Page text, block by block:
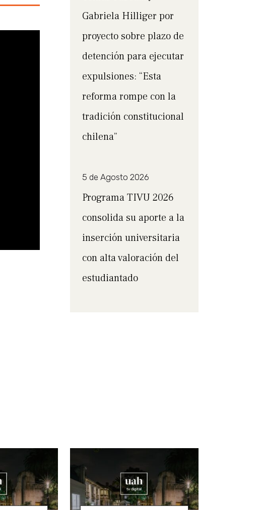
Gabriela Hilliger por
proyecto sobre plazo de
detención para ejecutar
expulsiones: “Esta
reforma rompe con la
tradición constitucional
chilena”
5 de Agosto 2026
Programa TIVU 2026
consolida su aporte a la
inserción universitaria
con alta valoración del
estudiantado